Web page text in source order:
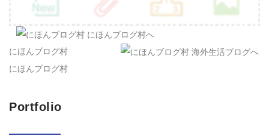
にほんブログ村
にほんブログ村
Portfolio